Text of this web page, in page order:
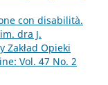
con disabilità.
dra J.
Zakład Opieki
Vol. 47 No. 2